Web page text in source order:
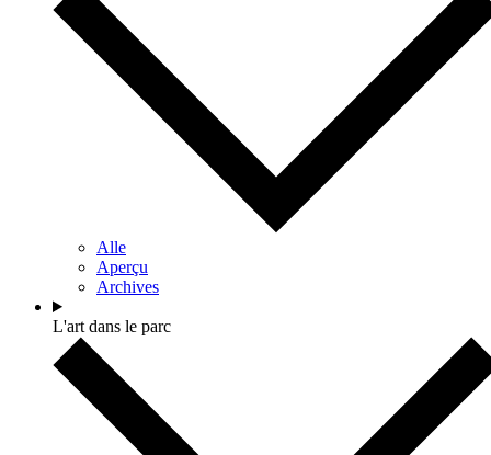
Alle
Aperçu
Archives
L'art dans le parc